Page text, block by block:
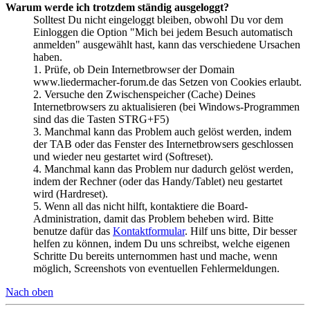
Warum werde ich trotzdem ständig ausgeloggt?
Solltest Du nicht eingeloggt bleiben, obwohl Du vor dem
Einloggen die Option "Mich bei jedem Besuch automatisch
anmelden" ausgewählt hast, kann das verschiedene Ursachen
haben.
1. Prüfe, ob Dein Internetbrowser der Domain
www.liedermacher-forum.de das Setzen von Cookies erlaubt.
2. Versuche den Zwischenspeicher (Cache) Deines
Internetbrowsers zu aktualisieren (bei Windows-Programmen
sind das die Tasten STRG+F5)
3. Manchmal kann das Problem auch gelöst werden, indem
der TAB oder das Fenster des Internetbrowsers geschlossen
und wieder neu gestartet wird (Softreset).
4. Manchmal kann das Problem nur dadurch gelöst werden,
indem der Rechner (oder das Handy/Tablet) neu gestartet
wird (Hardreset).
5. Wenn all das nicht hilft, kontaktiere die Board-
Administration, damit das Problem beheben wird. Bitte
benutze dafür das Kontaktformular. Hilf uns bitte, Dir besser
helfen zu können, indem Du uns schreibst, welche eigenen
Schritte Du bereits unternommen hast und mache, wenn
möglich, Screenshots von eventuellen Fehlermeldungen.
Nach oben